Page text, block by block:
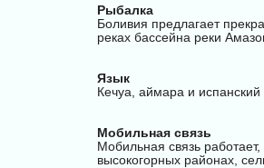
Рыбалка
Боливия предлагает
реках бассейна реки
Язык
Кечуа, аймара и испанский
Мобильная связь
Мобильная связь
высокогорных районах,